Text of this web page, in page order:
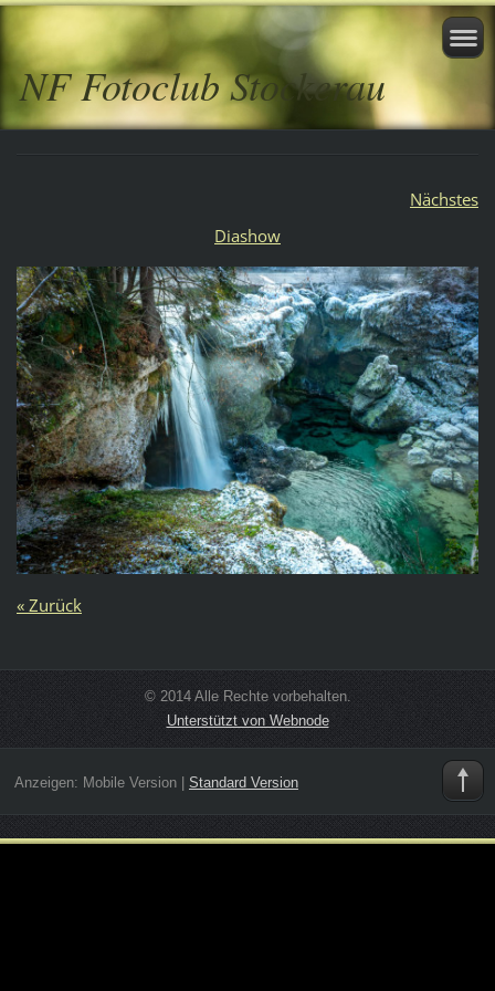
NF Fotoclub Stockerau
Nächstes
Diashow
« Zurück
© 2014 Alle Rechte vorbehalten.
Unterstützt von Webnode
Anzeigen: Mobile Version| Standard Version